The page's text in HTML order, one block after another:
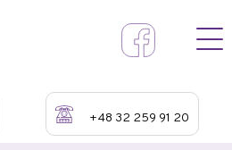
+48 32 259 91 20